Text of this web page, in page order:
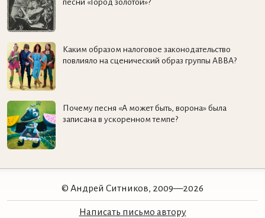
Каким образом налоговое законодательство
повлияло на сценический образ группы ABBA?
Почему песня «А может быть, ворона» была
записана в ускоренном темпе?
© Андрей Ситников, 2009—2026
Написать письмо автору